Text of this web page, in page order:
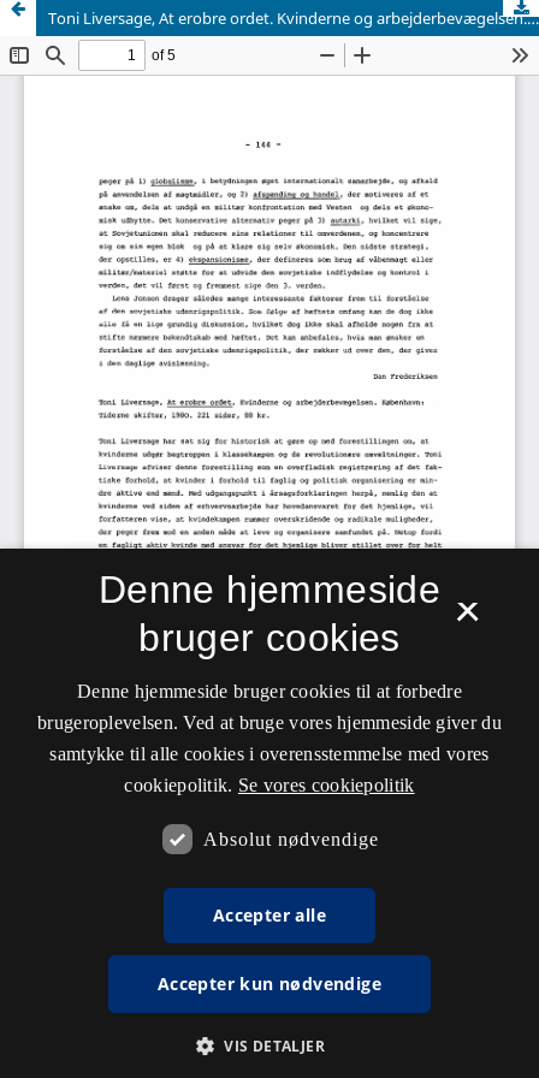
Toni Liversage, At erobre ordet. Kvinderne og arbejderbevægelsen. København: Tiderne skifter, 1980. 221 sider, 88 kr.
×
Denne hjemmeside
bruger cookies
Denne hjemmeside bruger cookies til at forbedre
brugeroplevelsen. Ved at bruge vores hjemmeside giver du
samtykke til alle cookies i overensstemmelse med vores
cookiepolitik. Se vores cookiepolitik
Absolut nødvendige
Accepter alle
Accepter kun nødvendige
VIS DETALJER